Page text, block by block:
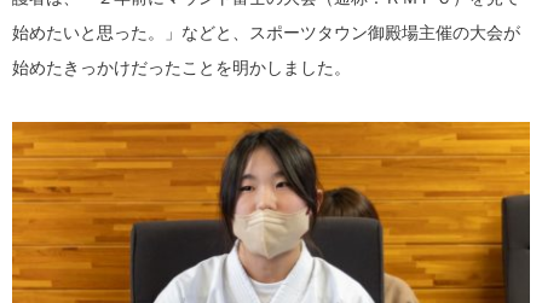
始めたいと思った。」などと、スポーツタウン御殿場主催の大会が
始めたきっかけだったことを明かしました。